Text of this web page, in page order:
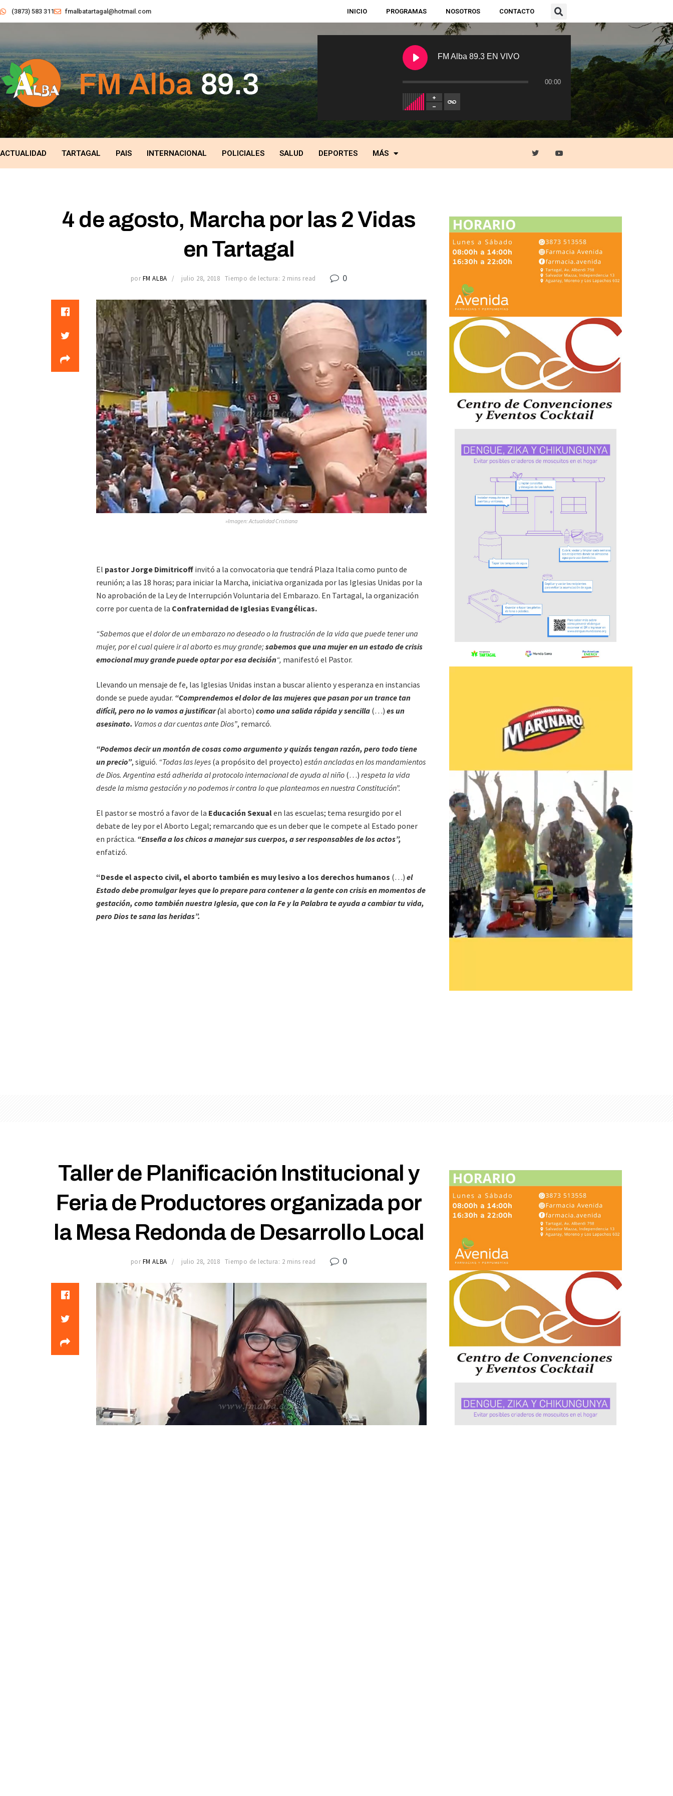
(3873) 583 311 fmalbatartagal@hotmail.com INICIO PROGRAMAS NOSOTROS CONTACTO
FM Alba 89.3 EN VIVO
00:00
ACTUALIDAD TARTAGAL PAIS INTERNACIONAL POLICIALES SALUD DEPORTES MÁS
4 de agosto, Marcha por las 2 Vidas
en Tartagal
por FM ALBA julio 28, 2018 Tiempo de lectura: 2 mins read 0
»Imagen: Actualidad Cristiana
El pastor Jorge Dimitricoff invitó a la convocatoria que tendrá Plaza Italia como punto de
reunión; a las 18 horas; para iniciar la Marcha, iniciativa organizada por las Iglesias Unidas por la
No aprobación de la Ley de Interrupción Voluntaria del Embarazo. En Tartagal, la organización
corre por cuenta de la Confraternidad de Iglesias Evangélicas.
“Sabemos que el dolor de un embarazo no deseado o la frustración de la vida que puede tener una
mujer, por el cual quiere ir al aborto es muy grande; sabemos que una mujer en un estado de crisis
emocional muy grande puede optar por esa decisión“, manifestó el Pastor.
Llevando un mensaje de fe, las Iglesias Unidas instan a buscar aliento y esperanza en instancias
donde se puede ayudar. “Comprendemos el dolor de las mujeres que pasan por un trance tan
difícil, pero no lo vamos a justificar (al aborto) como una salida rápida y sencilla (…) es un
asesinato. Vamos a dar cuentas ante Dios”, remarcó.
“Podemos decir un montón de cosas como argumento y quizás tengan razón, pero todo tiene
un precio”, siguió. “Todas las leyes (a propósito del proyecto) están ancladas en los mandamientos
de Dios. Argentina está adherida al protocolo internacional de ayuda al niño (…) respeta la vida
desde la misma gestación y no podemos ir contra lo que planteamos en nuestra Constitución”.
El pastor se mostró a favor de la Educación Sexualen las escuelas; tema resurgido por el
debate de ley por el Aborto Legal; remarcando que es un deber que le compete al Estado poner
en práctica. “Enseña a los chicos a manejar sus cuerpos, a ser responsables de los actos”,
enfatizó.
“Desde el aspecto civil, el aborto también es muy lesivo a los derechos humanos (…) el
Estado debe promulgar leyes que lo prepare para contener a la gente con crisis en momentos de
gestación, como también nuestra Iglesia, que con la Fe y la Palabra te ayuda a cambiar tu vida,
pero Dios te sana las heridas”.
Taller de Planificación Institucional y
Feria de Productores organizada por
la Mesa Redonda de Desarrollo Local
por FM ALBA julio 28, 2018 Tiempo de lectura: 2 mins read 0